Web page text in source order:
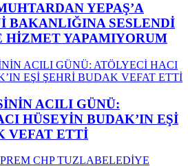
YEPAŞ’A
BAKANLIĞINA SESLENDİ
YAPAMIYORUM
ACILI GÜNÜ:
HÜSEYİN BUDAK’IN EŞİ
VEFAT ETTİ